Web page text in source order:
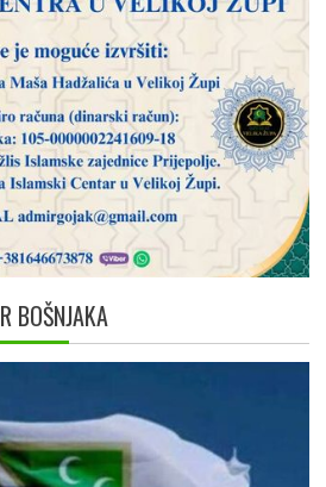
BOŠNJAKA